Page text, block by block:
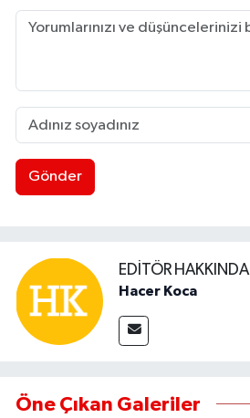
Gönder
EDITÖR HAKKINDA
Hacer Koca
Öne Çıkan Galeriler